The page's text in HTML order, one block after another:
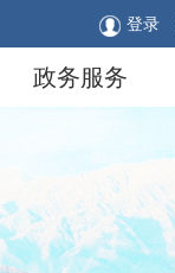
登录
政务服务